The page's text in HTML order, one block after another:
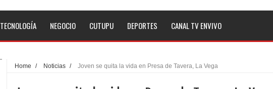
TECNOLOGÍA NEGOCIO CUTUPU DEPORTES CANAL TV ENVIVO
Home / Noticias / Joven se quita la vida en Presa de Tavera, La Vega